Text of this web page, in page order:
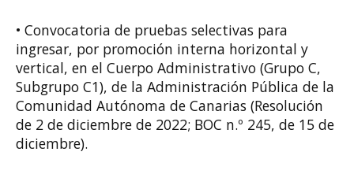
• Convocatoria de pruebas selectivas para
ingresar, por promoción interna horizontal y
vertical, en el Cuerpo Administrativo (Grupo C,
Subgrupo C1), de la Administración Pública de la
Comunidad Autónoma de Canarias (Resolución
de 2 de diciembre de 2022; BOC n.º 245, de 15 de
diciembre).